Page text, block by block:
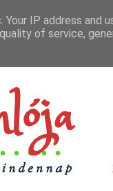
IP address and
of service,